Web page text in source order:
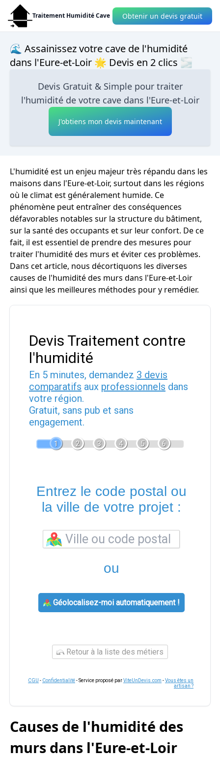
Traitement Humidité Cave Obtenir un devis gratuit
🌊 Assainissez votre cave de l'humidité
dans l'Eure-et-Loir 🌟 Devis en 2 clics 🌫
Devis Gratuit & Simple pour traiter
l'humidité de votre cave dans l'Eure-et-Loir
J'obtiens mon devis maintenant
L'humidité est un enjeu majeur très répandu dans les
maisons dans l'Eure-et-Loir, surtout dans les régions
où le climat est généralement humide. Ce
phénomène peut entraîner des conséquences
défavorables notables sur la structure du bâtiment,
sur la santé des occupants et sur leur confort. De ce
fait, il est essentiel de prendre des mesures pour
traiter l'humidité des murs et éviter ces problèmes.
Dans cet article, nous décortiquons les diverses
causes de l'humidité des murs dans l'Eure-et-Loir
ainsi que les meilleures méthodes pour y remédier.
Devis Traitement contre
l'humidité
En 5 minutes, demandez 3 devis
comparatifs aux professionnels dans
votre région.
Gratuit, sans pub et sans
engagement.
1 2 3 4 5 6
Entrez le code postal ou
la ville de votre projet :
ou
Géolocalisez-moi automatiquement !
Retour à la liste des métiers
CGU - Confidentialité- Service proposé parViteUnDevis.com -Vous êtes un
artisan ?
Causes de l'humidité des
murs dans l'Eure-et-Loir